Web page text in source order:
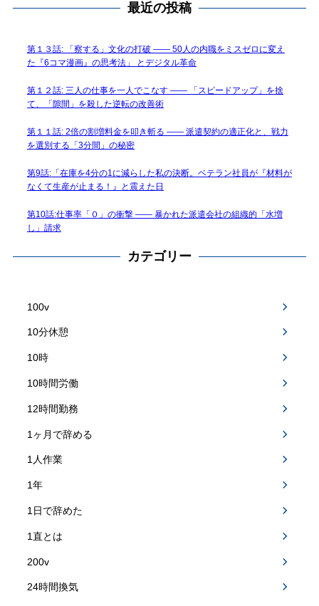
最近の投稿
第１３話: 「察する」文化の打破 —— 50人の内職をミスゼロに変え
た『6コマ漫画』の思考法」 とデジタル革命
第１２話: 三人の仕事を一人でこなす —— 「スピードアップ」を捨
て、「隙間」を殺した逆転の改善術
第１１話: 2倍の割増料金を叩き斬る —— 派遣契約の適正化と、戦力
を選別する「3分間」の秘密
第9話:「在庫を4分の1に減らした私の決断。ベテラン社員が『材料が
なくて生産が止まる！』と震えた日
第10話:仕事率「０」の衝撃 —— 暴かれた派遣会社の組織的「水増
し」請求
カテゴリー
100v
10分休憩
10時
10時間労働
12時間勤務
1ヶ月で辞める
1人作業
1年
1日で辞めた
1直とは
200v
24時間換気